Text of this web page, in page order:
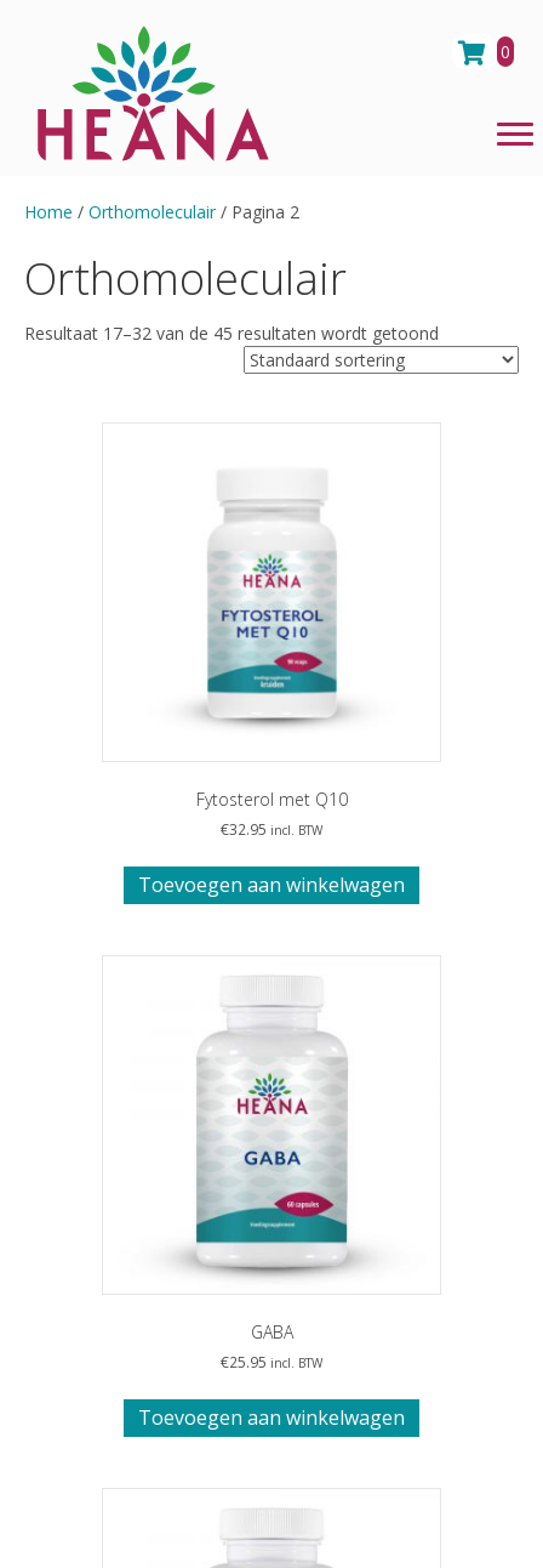
0
Home / Orthomoleculair/ Pagina 2
Orthomoleculair
Resultaat 17–32 van de 45 resultaten wordt getoond
Fytosterol met Q10
€32.95 incl. BTW
Toevoegen aan winkelwagen
GABA
€25.95 incl. BTW
Toevoegen aan winkelwagen